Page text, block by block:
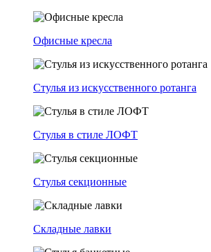
Офисные кресла
Стулья из искусственного ротанга
Стулья в стиле ЛОФТ
Стулья секционные
Складные лавки